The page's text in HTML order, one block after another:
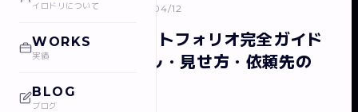
イロドリについて
WORKS
実績
BLOG
ブログ
WEBデザイン 2026/04/12
WEB制作のポートフォリオ完全ガイド
｜作り方・ツール・見せ方・依頼先の
選び方まで